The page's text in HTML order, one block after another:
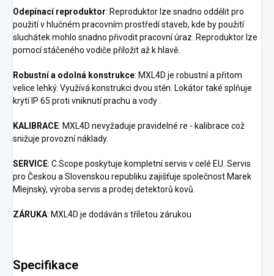
Odepínací reproduktor: Reproduktor lze snadno oddělit pro
použití v hlučném pracovním prostředí staveb, kde by použití
sluchátek mohlo snadno přivodit pracovní úraz. Reproduktor lze
pomocí stáčeného vodiče přiložit až k hlavě.
Robustní a odolná konstrukce: MXL4D je robustní a přitom
velice lehký. Využívá konstrukci dvou stěn. Lokátor také splňuje
krytí IP 65 proti vniknutí prachu a vody .
KALIBRACE: MXL4D nevyžaduje pravidelné re - kalibrace což
snižuje provozní náklady.
SERVICE: C.Scope poskytuje kompletní servis v celé EU. Servis
pro Českou a Slovenskou republiku zajišťuje společnost Marek
Mlejnský, výroba servis a prodej detektorů kovů.
ZÁRUKA: MXL4D je dodáván s tříletou zárukou
Specifikace